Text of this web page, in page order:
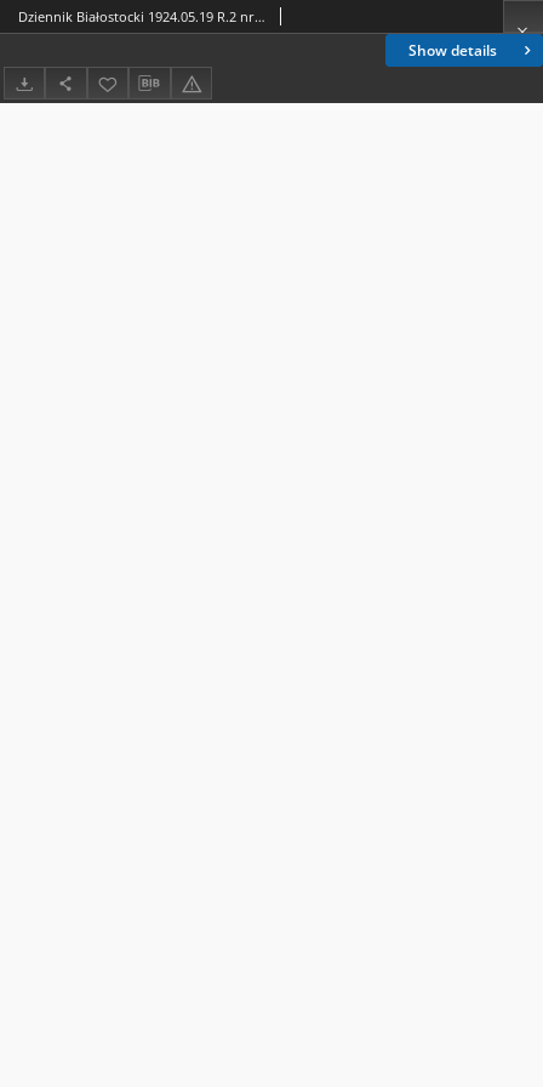
Show details
Dziennik Białostocki 1924.05.19 R.2 nr 136